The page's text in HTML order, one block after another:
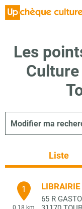
Les
Modifier ma
Liste
1
0.18 km
65 R